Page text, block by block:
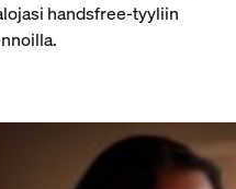
handsfree-tyyliin